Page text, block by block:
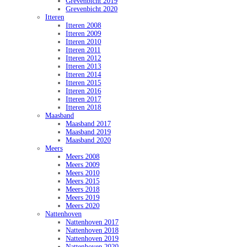
Grevenbicht 2020
Itteren
Itteren 2008
Itteren 2009
Itteren 2010
Itteren 2011
Itteren 2012
Itteren 2013
Itteren 2014
Itteren 2015
Itteren 2016
Itteren 2017
Itteren 2018
Maasband
Maasband 2017
Maasband 2019
Maasband 2020
Meers
Meers 2008
Meers 2009
Meers 2010
Meers 2015
Meers 2018
Meers 2019
Meers 2020
Nattenhoven
Nattenhoven 2017
Nattenhoven 2018
Nattenhoven 2019